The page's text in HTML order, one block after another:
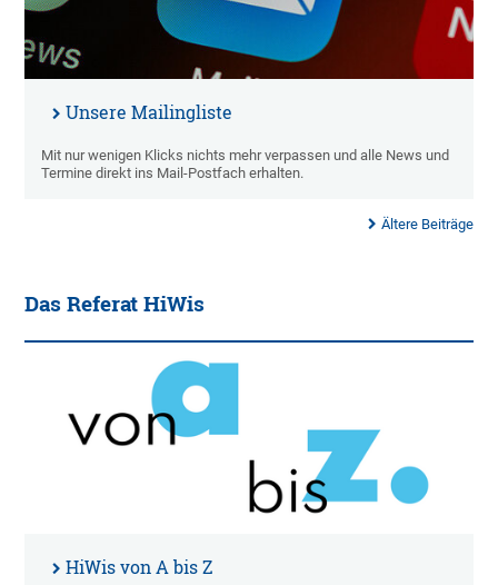
Unsere Mailingliste
Mit nur wenigen Klicks nichts mehr verpassen und alle News und
Termine direkt ins Mail-Postfach erhalten.
Ältere Beiträge
Das Referat HiWis
HiWis von A bis Z